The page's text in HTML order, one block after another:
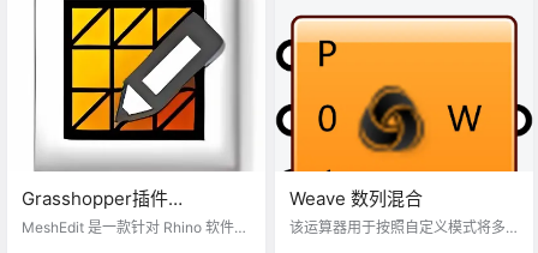
Grasshopper插件
smeshedit安装包下载
MeshEdit 是一款针对 Rhino 软件的
Weave 数列混合
该运算器用于按照自定义模式将多